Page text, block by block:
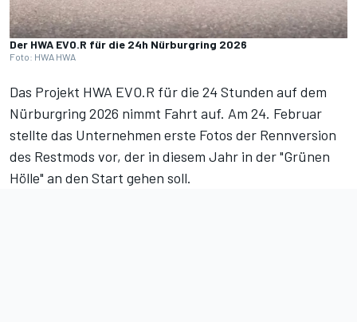
Der HWA EVO.R für die 24h Nürburgring 2026
Foto: HWA HWA
Das Projekt HWA EVO.R für die 24 Stunden auf dem
Nürburgring 2026 nimmt Fahrt auf. Am 24. Februar
stellte das Unternehmen erste Fotos der Rennversion
des Restmods vor, der in diesem Jahr in der "Grünen
Hölle" an den Start gehen soll.